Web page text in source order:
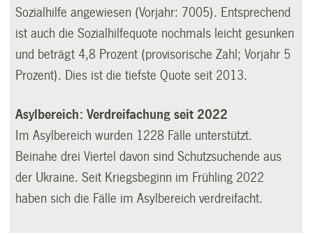
Sozialhilfe angewiesen (Vorjahr: 7005). Entsprechend
ist auch die Sozialhilfequote nochmals leicht gesunken
und beträgt 4,8 Prozent (provisorische Zahl; Vorjahr 5
Prozent). Dies ist die tiefste Quote seit 2013.
Asylbereich: Verdreifachung seit 2022
Im Asylbereich wurden 1228 Fälle unterstützt.
Beinahe drei Viertel davon sind Schutzsuchende aus
der Ukraine. Seit Kriegsbeginn im Frühling 2022
haben sich die Fälle im Asylbereich verdreifacht.